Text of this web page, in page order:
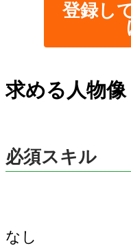
登録し
求める人物像
必須スキル
なし